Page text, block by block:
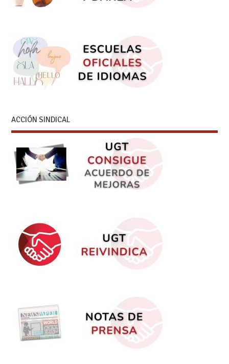
ACCIÓN SINDICAL